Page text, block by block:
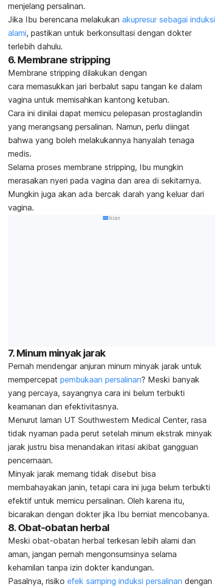
menjelang persalinan.
Jika Ibu berencana melakukan akupresur sebagai induksi
alami, pastikan untuk berkonsultasi dengan dokter
terlebih dahulu.
6. Membrane stripping
Membrane stripping dilakukan dengan
cara memasukkan jari berbalut sapu tangan ke dalam
vagina untuk memisahkan kantong ketuban.
Cara ini dinilai dapat memicu pelepasan prostaglandin
yang merangsang persalinan. Namun, perlu diingat
bahwa yang boleh melakukannya hanyalah tenaga
medis.
Selama proses membrane stripping, Ibu mungkin
merasakan nyeri pada vagina dan area di sekitarnya.
Mungkin juga akan ada bercak darah yang keluar dari
vagina.
Iklan
7. Minum minyak jarak
Pernah mendengar anjuran minum minyak jarak untuk
mempercepat pembukaan persalinan? Meski banyak
yang percaya, sayangnya cara ini belum terbukti
keamanan dan efektivitasnya.
Menurut laman UT Southwestern Medical Center, rasa
tidak nyaman pada perut setelah minum ekstrak minyak
jarak justru bisa menandakan iritasi akibat gangguan
pencernaan.
Minyak jarak memang tidak disebut bisa
membahayakan janin, tetapi cara ini juga belum terbukti
efektif untuk memicu persalinan. Oleh karena itu,
bicarakan dengan dokter jika Ibu berniat mencobanya.
8. Obat-obatan herbal
Meski obat-obatan herbal terkesan lebih alami dan
aman, jangan pernah mengonsumsinya selama
kehamilan tanpa izin dokter kandungan.
Pasalnya, risiko efek samping induksi persalinan dengan